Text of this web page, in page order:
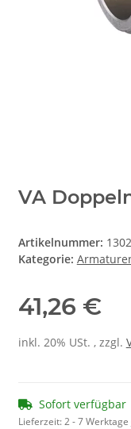
VA
Artikelnummer:
Kategorie:
41,26 €
inkl. 20% USt. , zzgl.
Sofort verfügbar
Lieferzeit:2 - 7 Werktage